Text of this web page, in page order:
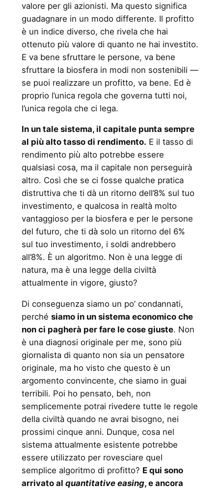
valore per gli azionisti. Ma questo significa
guadagnare in un modo differente. Il profitto
è un indice diverso, che rivela che hai
ottenuto più valore di quanto ne hai investito.
E va bene sfruttare le persone, va bene
sfruttare la biosfera in modi non sostenibili —
se puoi realizzare un profitto, va bene. Ed è
proprio l’unica regola che governa tutti noi,
l’unica regola che ci lega.
In un tale sistema, il capitale punta sempre
al più alto tasso di rendimento. E il tasso di
rendimento più alto potrebbe essere
qualsiasi cosa, ma il capitale non perseguirà
altro. Così che se ci fosse qualche pratica
distruttiva che ti dà un ritorno dell’8% sul tuo
investimento, e qualcosa in realtà molto
vantaggioso per la biosfera e per le persone
del futuro, che ti dà solo un ritorno del 6%
sul tuo investimento, i soldi andrebbero
all’8%. È un algoritmo. Non è una legge di
natura, ma è una legge della civiltà
attualmente in vigore, giusto?
Di conseguenza siamo un po’ condannati,
perché siamo in un sistema economico che
non ci pagherà per fare le cose giuste. Non
è una diagnosi originale per me, sono più
giornalista di quanto non sia un pensatore
originale, ma ho visto che questo è un
argomento convincente, che siamo in guai
terribili. Poi ho pensato, beh, non
semplicemente potrai rivedere tutte le regole
della civiltà quando ne avrai bisogno, nei
prossimi cinque anni. Dunque, cosa nel
sistema attualmente esistente potrebbe
essere utilizzato per rovesciare quel
semplice algoritmo di profitto? E qui sono
arrivato al quantitative easing, e ancora